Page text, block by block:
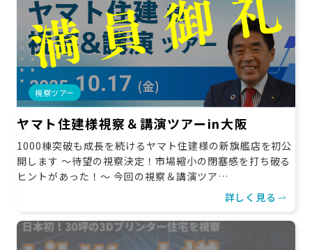
視察ツアー
ヤマト住建様視察＆講演ツアーin大阪
1000棟突破も成長を続けるヤマト住建様の新旗艦店を初公
開します ～待望の視察決定！市場縮小の閉塞感を打ち破る
ヒントがあった！～ 今回の視察＆講演ツア…
詳しく見る